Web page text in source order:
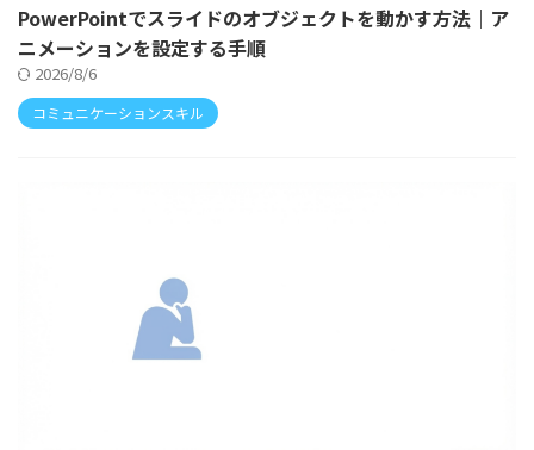
PowerPointでスライドのオブジェクトを動かす方法｜ア
ニメーションを設定する手順
2026/8/6
コミュニケーションスキル